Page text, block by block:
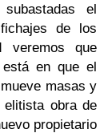
el
de los
que
está en que el
masas y
obra de
propietario